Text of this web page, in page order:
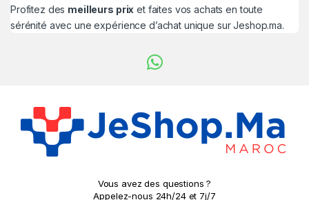
Profitez des meilleurs prix et faites vos achats en toute
sérénité avec une expérience d’achat unique sur Jeshop.ma.
Vous avez des questions ?
Appelez-nous 24h/24 et 7j/7